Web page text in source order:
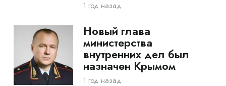
1 год назад
Новый глава
министерства
внутренних дел был
назначен Крымом
1 год назад